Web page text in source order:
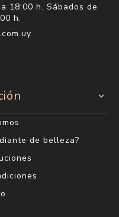
18:00 h. Sábados de
h.
de belleza?